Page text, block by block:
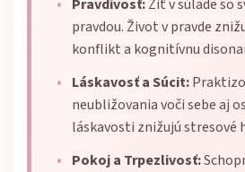
Pravdivosť:Žiť v súlade so
pravdou. Život v pravde
konflikt a kognitívnu
Láskavosť a Súcit:
neubližovania voči sebe aj
láskavosti znižujú stresové
Pokoj a Trpezlivosť: